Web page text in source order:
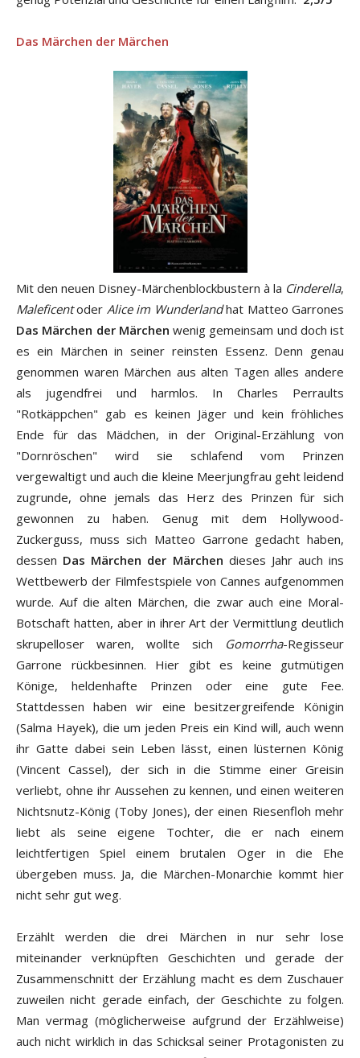
Das Märchen der Märchen
Mit den neuen Disney-Märchenblockbustern à la Cinderella,
Maleficentoder Alice im Wunderlandhat Matteo Garrones
Das Märchen der Märchen wenig gemeinsam und doch ist
es ein Märchen in seiner reinsten Essenz. Denn genau
genommen waren Märchen aus alten Tagen alles andere
als jugendfrei und harmlos. In Charles Perraults
"Rotkäppchen" gab es keinen Jäger und kein fröhliches
Ende für das Mädchen, in der Original-Erzählung von
"Dornröschen" wird sie schlafend vom Prinzen
vergewaltigt und auch die kleine Meerjungfrau geht leidend
zugrunde, ohne jemals das Herz des Prinzen für sich
gewonnen zu haben. Genug mit dem Hollywood-
Zuckerguss, muss sich Matteo Garrone gedacht haben,
dessen Das Märchen der Märchen dieses Jahr auch ins
Wettbewerb der Filmfestspiele von Cannes aufgenommen
wurde. Auf die alten Märchen, die zwar auch eine Moral-
Botschaft hatten, aber in ihrer Art der Vermittlung deutlich
skrupelloser waren, wollte sich Gomorrha-Regisseur
Garrone rückbesinnen. Hier gibt es keine gutmütigen
Könige, heldenhafte Prinzen oder eine gute Fee.
Stattdessen haben wir eine besitzergreifende Königin
(Salma Hayek), die um jeden Preis ein Kind will, auch wenn
ihr Gatte dabei sein Leben lässt, einen lüsternen König
(Vincent Cassel), der sich in die Stimme einer Greisin
verliebt, ohne ihr Aussehen zu kennen, und einen weiteren
Nichtsnutz-König (Toby Jones), der einen Riesenfloh mehr
liebt als seine eigene Tochter, die er nach einem
leichtfertigen Spiel einem brutalen Oger in die Ehe
übergeben muss. Ja, die Märchen-Monarchie kommt hier
nicht sehr gut weg.
Erzählt werden die drei Märchen in nur sehr lose
miteinander verknüpften Geschichten und gerade der
Zusammenschnitt der Erzählung macht es dem Zuschauer
zuweilen nicht gerade einfach, der Geschichte zu folgen.
Man vermag (möglicherweise aufgrund der Erzählweise)
auch nicht wirklich in das Schicksal seiner Protagonisten zu